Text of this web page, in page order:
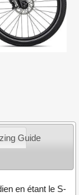
Guide
en étant le S-